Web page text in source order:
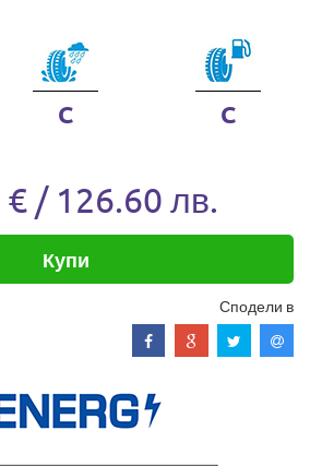
C C
/ 126.60 лв.
Купи
Сподели в